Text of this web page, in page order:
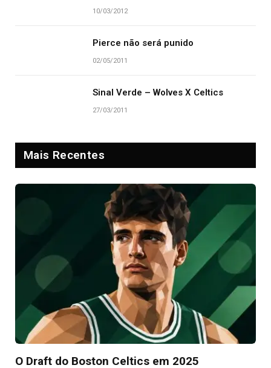
10/03/2012
Pierce não será punido
02/05/2011
Sinal Verde – Wolves X Celtics
27/03/2011
Mais Recentes
O Draft do Boston Celtics em 2025